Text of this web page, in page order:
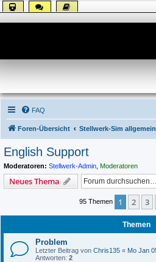
FAQ
Foren-Übersicht Stellwerk-Sim allgemein
English Support
Moderatoren: Stellwerk-Admin Moderatoren
Neues Thema
95 Themen 1 2 3
Themen
Problem
Letzter Beitrag von Chris135 « Mo Jan
Antworten: 2